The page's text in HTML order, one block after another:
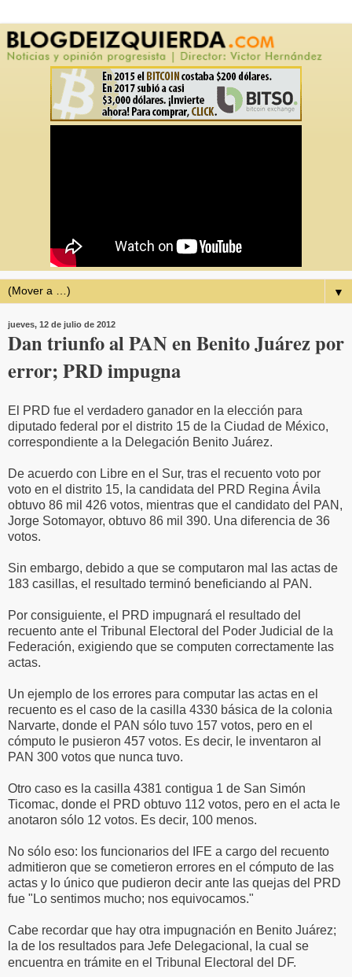
▼
jueves, 12 de julio de 2012
Dan triunfo al PAN en Benito Juárez por
error; PRD impugna
El PRD fue el verdadero ganador en la elección para
diputado federal por el distrito 15 de la Ciudad de México,
correspondiente a la Delegación Benito Juárez.
De acuerdo con Libre en el Sur, tras el recuento voto por
voto en el distrito 15, la candidata del PRD Regina Ávila
obtuvo 86 mil 426 votos, mientras que el candidato del PAN,
Jorge Sotomayor, obtuvo 86 mil 390. Una diferencia de 36
votos.
Sin embargo, debido a que se computaron mal las actas de
183 casillas, el resultado terminó beneficiando al PAN.
Por consiguiente, el PRD impugnará el resultado del
recuento ante el Tribunal Electoral del Poder Judicial de la
Federación, exigiendo que se computen correctamente las
actas.
Un ejemplo de los errores para computar las actas en el
recuento es el caso de la casilla 4330 básica de la colonia
Narvarte, donde el PAN sólo tuvo 157 votos, pero en el
cómputo le pusieron 457 votos. Es decir, le inventaron al
PAN 300 votos que nunca tuvo.
Otro caso es la casilla 4381 contigua 1 de San Simón
Ticomac, donde el PRD obtuvo 112 votos, pero en el acta le
anotaron sólo 12 votos. Es decir, 100 menos.
No sólo eso: los funcionarios del IFE a cargo del recuento
admitieron que se cometieron errores en el cómputo de las
actas y lo único que pudieron decir ante las quejas del PRD
fue "Lo sentimos mucho; nos equivocamos."
Cabe recordar que hay otra impugnación en Benito Juárez;
la de los resultados para Jefe Delegacional, la cual se
encuentra en trámite en el Tribunal Electoral del DF.